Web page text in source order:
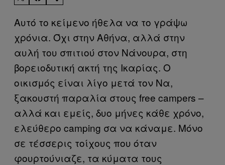
Αυτό το κείμενο ήθελα να το γράψω
χρόνια. Όχι στην Αθήνα, αλλά στην
αυλή του σπιτιού στον Νάνουρα, στη
βορειοδυτική ακτή της Ικαρίας. Ο
οικισμός είναι λίγο μετά τον Να,
ξακουστή παραλία στους free campers –
αλλά και εμείς, δυο μήνες κάθε χρόνο,
ελεύθερο camping σα να κάναμε. Μόνο
σε τέσσερις τοίχους που όταν
φουρτούνιαζε, τα κύματα τους